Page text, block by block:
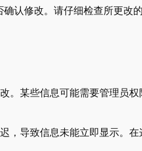
认修改。请仔细检查所更改
。某些信息可能需要管理员
，导致信息未能立即显示。